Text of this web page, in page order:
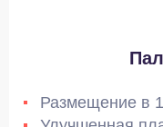
Размещение в